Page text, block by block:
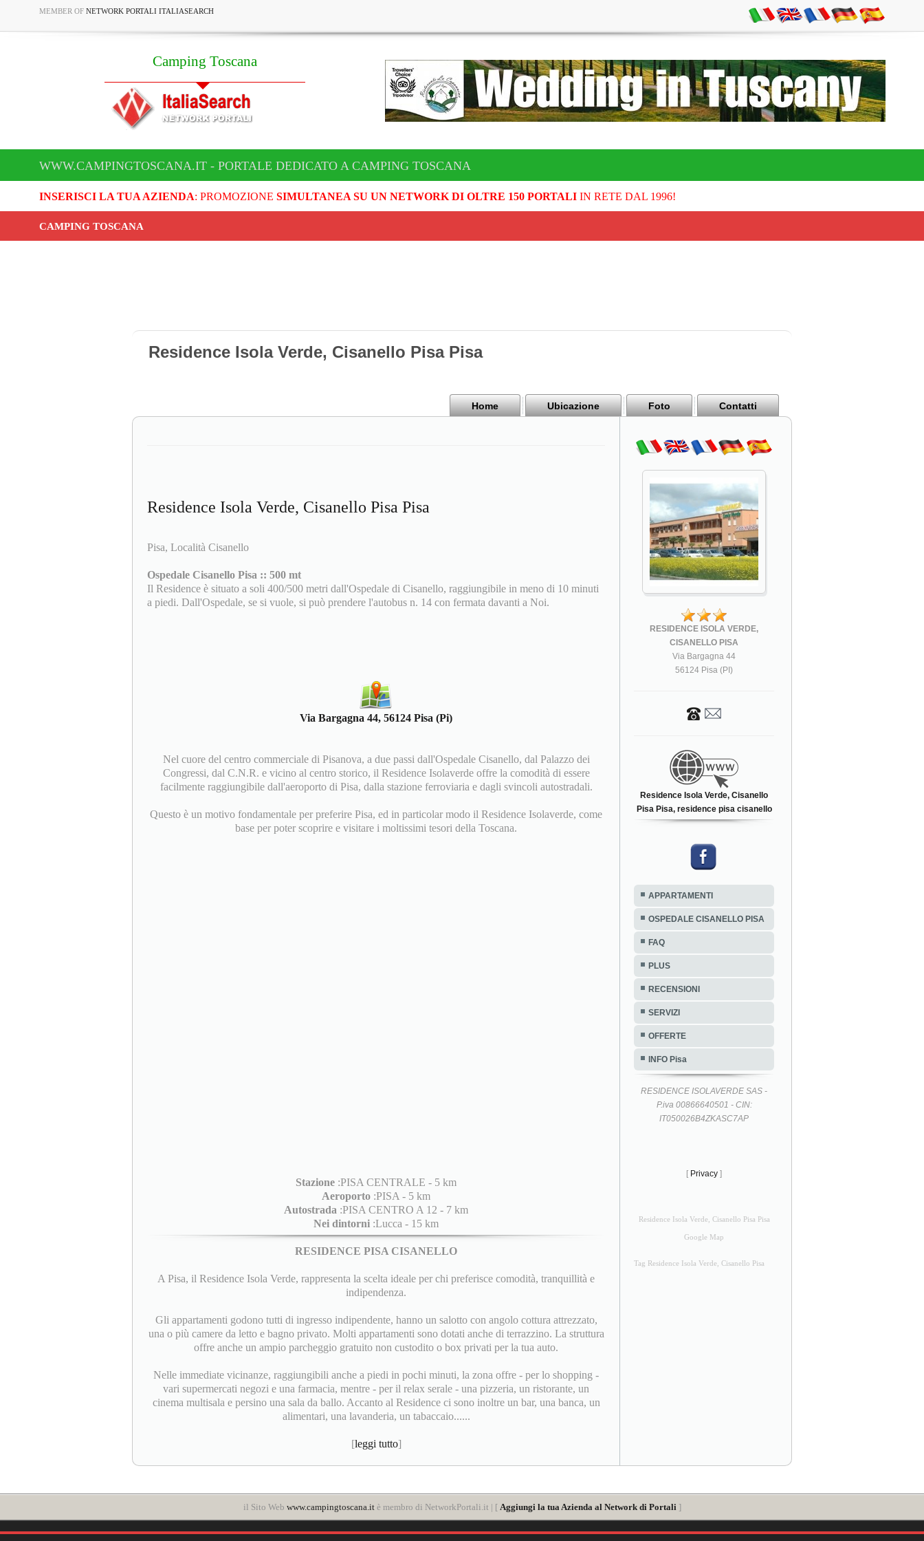
MEMBER OF NETWORK PORTALI ITALIASEARCH
Camping Toscana
WWW.CAMPINGTOSCANA.IT - PORTALE DEDICATO A CAMPING TOSCANA
INSERISCI LA TUA AZIENDA: PROMOZIONE SIMULTANEA SU UN NETWORK DI OLTRE 150 PORTALIIN RETE DAL 1996!
CAMPING TOSCANA
Residence Isola Verde, Cisanello Pisa Pisa
Home Ubicazione Foto Contatti
Residence Isola Verde, Cisanello Pisa Pisa
Pisa, Località Cisanello
Ospedale Cisanello Pisa :: 500 mt
Il Residence è situato a soli 400/500 metri dall'Ospedale di Cisanello, raggiungibile in meno di 10 minuti
a piedi. Dall'Ospedale, se si vuole, si può prendere l'autobus n. 14 con fermata davanti a Noi.
Via Bargagna 44, 56124 Pisa (Pi)
Nel cuore del centro commerciale di Pisanova, a due passi dall'Ospedale Cisanello, dal Palazzo dei
Congressi, dal C.N.R. e vicino al centro storico, il Residence Isolaverde offre la comodità di essere
facilmente raggiungibile dall'aeroporto di Pisa, dalla stazione ferroviaria e dagli svincoli autostradali.
Questo è un motivo fondamentale per preferire Pisa, ed in particolar modo il Residence Isolaverde, come
base per poter scoprire e visitare i moltissimi tesori della Toscana.
Stazione :PISA CENTRALE - 5 km
Aeroporto :PISA - 5 km
Autostrada :PISA CENTRO A 12 - 7 km
Nei dintorni :Lucca - 15 km
RESIDENCE PISA CISANELLO
A Pisa, il Residence Isola Verde, rappresenta la scelta ideale per chi preferisce comodità, tranquillità e
indipendenza.
Gli appartamenti godono tutti di ingresso indipendente, hanno un salotto con angolo cottura attrezzato,
una o più camere da letto e bagno privato. Molti appartamenti sono dotati anche di terrazzino. La struttura
offre anche un ampio parcheggio gratuito non custodito o box privati per la tua auto.
Nelle immediate vicinanze, raggiungibili anche a piedi in pochi minuti, la zona offre - per lo shopping -
vari supermercati negozi e una farmacia, mentre - per il relax serale - una pizzeria, un ristorante, un
cinema multisala e persino una sala da ballo. Accanto al Residence ci sono inoltre un bar, una banca, un
alimentari, una lavanderia, un tabaccaio......
[leggi tutto]
RESIDENCE ISOLA VERDE,
CISANELLO PISA
Via Bargagna 44
56124 Pisa (PI)
Residence Isola Verde, Cisanello
Pisa Pisa, residence pisa cisanello
APPARTAMENTI
OSPEDALE CISANELLO PISA
FAQ
PLUS
RECENSIONI
SERVIZI
OFFERTE
INFO Pisa
RESIDENCE ISOLAVERDE SAS -
P.iva 00866640501 - CIN:
IT050026B4ZKASC7AP
[ Privacy ]
Residence Isola Verde, Cisanello Pisa Pisa
Google Map
Tag Residence Isola Verde, Cisanello Pisa
il Sito Web www.campingtoscana.itè membro di NetworkPortali.it | [ Aggiungi la tua Azienda al Network di Portali ]